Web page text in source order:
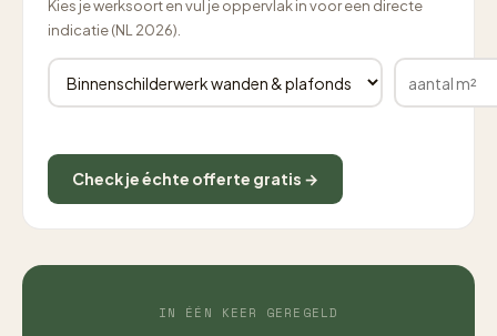
Kies je werksoort en vul je oppervlak in voor een directe
indicatie (NL 2026).
Check je échte offerte gratis →
IN ÉÉN KEER GEREGELD